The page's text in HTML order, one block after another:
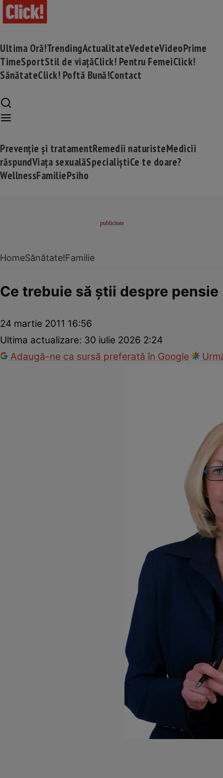
Ultima Oră!TrendingActualitateVedeteVideoPrime
TimeSportStil de viațăClick! Pentru FemeiClick!
SănătateClick! Poftă Bună!Contact
Prevenție și tratamentRemedii naturisteMedicii
răspundViața sexualăSpecialiștiCe te doare?
WellnessFamiliePsiho
HomeSănătate!Familie
Ce trebuie să ştii despre pensie
24 martie 2011 16:56
Ultima actualizare: 30 iulie 2026 2:24
Adaugă-ne ca sursă preferată în Google